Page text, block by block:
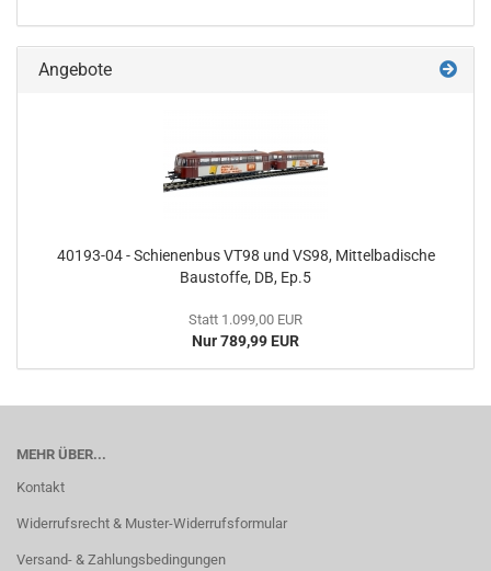
Angebote
40193-04 - Schienenbus VT98 und VS98, Mittelbadische
Baustoffe, DB, Ep.5
Statt 1.099,00 EUR
Nur 789,99 EUR
MEHR ÜBER...
Kontakt
Widerrufsrecht & Muster-Widerrufsformular
Versand- & Zahlungsbedingungen